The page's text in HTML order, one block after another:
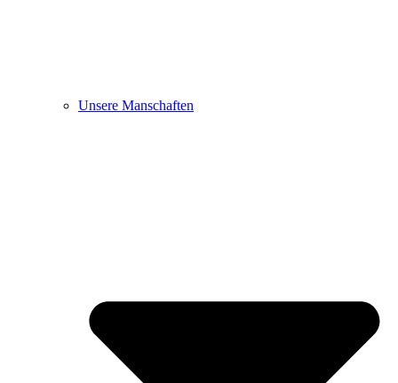
Unsere Manschaften